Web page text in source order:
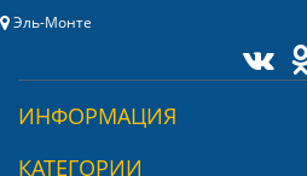
Эль-Монте
ИНФОРМАЦИЯ
КАТЕГОРИИ